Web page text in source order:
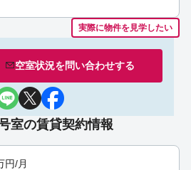
実際に物件を見学したい
空室状況を問い合わせする
室の賃貸契約情報
円/月